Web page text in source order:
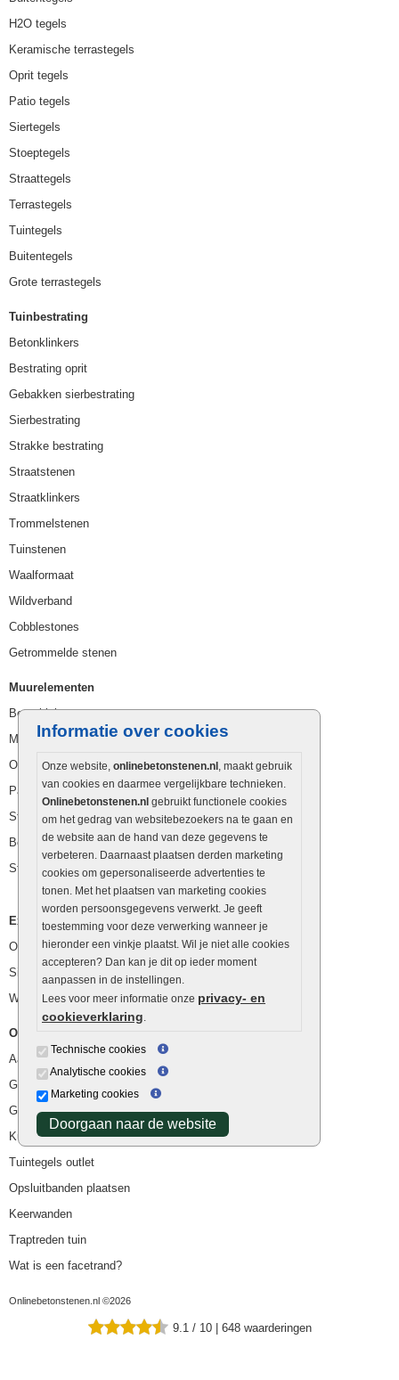
Informatie over cookies
Onze website, onlinebetonstenen.nl , maakt gebruik
van cookies en daarmee vergelijkbare technieken.
Onlinebetonstenen.nl gebruikt functionele cookies
om het gedrag van websitebezoekers na te gaan en
de website aan de hand van deze gegevens te
verbeteren. Daarnaast plaatsen derden marketing
cookies om gepersonaliseerde advertenties te
tonen. Met het plaatsen van marketing cookies
worden persoonsgegevens verwerkt. Je geeft
toestemming voor deze verwerking wanneer je
hieronder een vinkje plaatst. Wil je niet alle cookies
accepteren? Dan kan je dit op ieder moment
aanpassen in de instellingen.
Lees voor meer informatie onze privacy- en
cookieverklaring.
Technische cookies
Analytische cookies
Marketing cookies
Doorgaan naar de website
H2O tegels
Keramische terrastegels
Oprit tegels
Patio tegels
Siertegels
Stoeptegels
Straattegels
Terrastegels
Tuintegels
Buitentegels
Grote terrastegels
Tuinbestrating
Betonklinkers
Bestrating oprit
Gebakken sierbestrating
Sierbestrating
Strakke bestrating
Straatstenen
Straatklinkers
Trommelstenen
Tuinstenen
Waalformaat
Wildverband
Cobblestones
Getrommelde stenen
Muurelementen
Betonbielzen
Muurstenen
Opsluitbanden
Palissaden
Stapelblokken
Betonblokken
Stapelstenen
Extra benodigdheden
Ophoogzand
Siergrind en siersplit
Waterafvoer
Overig
Aanbiedingen
Goedkope bestrating
Goedkope tuintegels
Kunstgras
Tuintegels outlet
Opsluitbanden plaatsen
Keerwanden
Traptreden tuin
Wat is een facetrand?
Onlinebetonstenen.nl ©2026
9.1 / 10 | 648 waarderingen